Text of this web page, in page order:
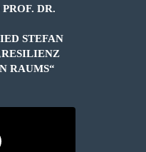
DR.
STEFAN
RAUMS“